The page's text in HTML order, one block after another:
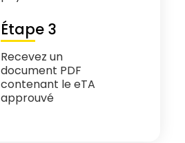
Étape 3
Recevez un
document PDF
contenant le eTA
approuvé